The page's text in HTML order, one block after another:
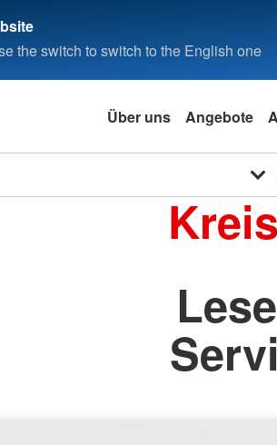
the switch to switch to the English one
Über uns Angebote